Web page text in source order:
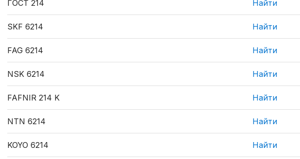
ГОСТ 214 Найти
SKF 6214 Найти
FAG 6214 Найти
NSK 6214 Найти
FAFNIR 214 K Найти
NTN 6214 Найти
KOYO 6214 Найти